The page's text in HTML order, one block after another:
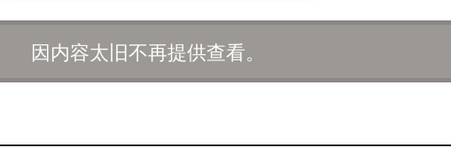
鍽在致辞中揭示生态进化路径："通过大模型技术升级，我们的语
城市的实践数据印证着智能生态的人文关怀。广州设计周联合创
因内容太旧不再提供查看。